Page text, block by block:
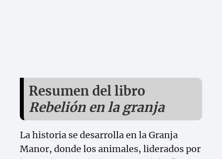
Resumen del libro
Rebelión en la granja
La historia se desarrolla en la Granja
Manor, donde los animales, liderados por